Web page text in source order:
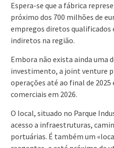
Espera-se que a fábrica
próximo dos 700 milhões de
empregos diretos qualificados
indiretos na região.
Embora não exista ainda uma
investimento, a joint venture
operações até ao final de 2025
comerciais em 2026.
O local, situado no Parque
acesso a infraestruturas,
portuárias. É também um